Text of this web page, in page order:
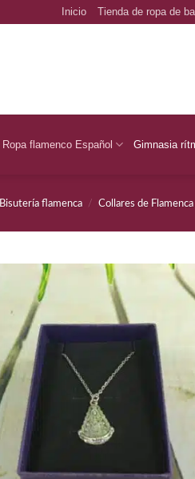
Inicio Tienda de ropa de
Ropa flamenco Español Gimnasia
Bisutería flamenca / Collares de Flamenca